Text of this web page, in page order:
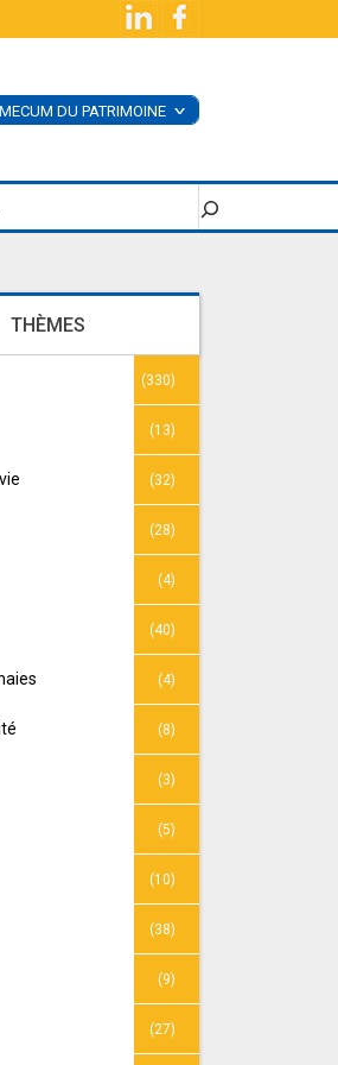
DU PATRIMOINE <
THÈMES
(330)
(13)
(32)
(28)
(4)
(40)
(4)
(8)
(3)
(5)
(10)
(38)
(9)
(27)